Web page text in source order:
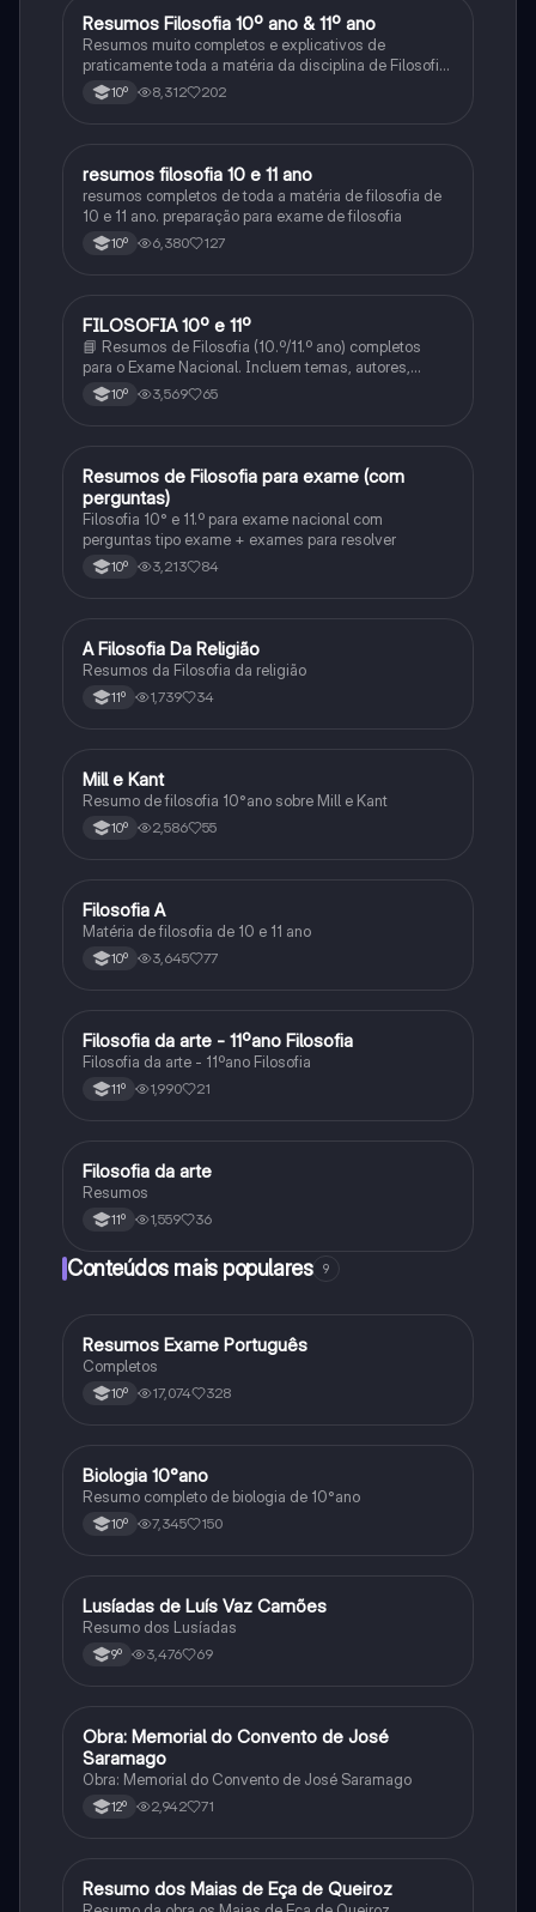
Filosofia
Resumos Filosofia 10º ano & 11º ano
Resumos muito completos e explicativos de
praticamente toda a matéria da disciplina de Filosofia
10º 8,312 202
Filosofia
resumos filosofia 10 e 11 ano
resumos completos de toda a matéria de filosofia de
10 e 11 ano. preparação para exame de filosofia
10º 6,380 127
Filosofia
FILOSOFIA 10º e 11º
📘 Resumos de Filosofia (10.º/11.º ano) completos
para o Exame Nacional. Incluem temas, autores,
definições e comparações. Simples, organizados e
prontos a usar! 📩 Envia mensagem e estuda com
10º 3,569 65
Filosofia
Resumos de Filosofia para exame (com
perguntas)
Filosofia 10° e 11.º para exame nacional com
perguntas tipo exame + exames para resolver
10º 3,213 84
Filosofia
A Filosofia Da Religião
Resumos da Filosofia da religião
11º 1,739 34
Filosofia
Mill e Kant
Resumo de filosofia 10°ano sobre Mill e Kant
10º 2,586 55
Filosofia
Filosofia A
Matéria de filosofia de 10 e 11 ano
10º 3,645 77
Filosofia
Filosofia da arte - 11ºano Filosofia
Filosofia da arte - 11ºano Filosofia
11º 1,990 21
Filosofia
Filosofia da arte
Resumos
11º 1,559 36
Conteúdos mais populares 9
Português
Resumos Exame Português
Completos
10º 17,074 328
Biologia
Biologia 10°ano
Resumo completo de biologia de 10°ano
10º 7,345 150
Português
Lusíadas de Luís Vaz Camões
Resumo dos Lusíadas
9º 3,476 69
Português
Obra: Memorial do Convento de José
Saramago
Obra: Memorial do Convento de José Saramago
12º 2,942 71
Português
Resumo dos Maias de Eça de Queiroz